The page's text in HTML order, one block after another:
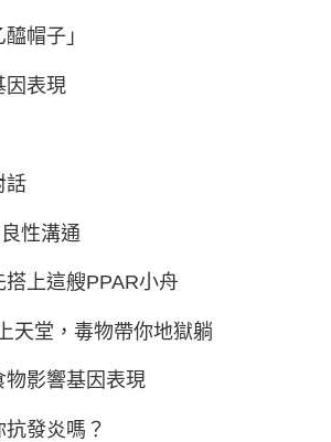
帽子」
因表現
話
性溝通
上這艘PPAR小舟
天堂，毒物帶你地獄躺
物影響基因表現
發炎嗎？